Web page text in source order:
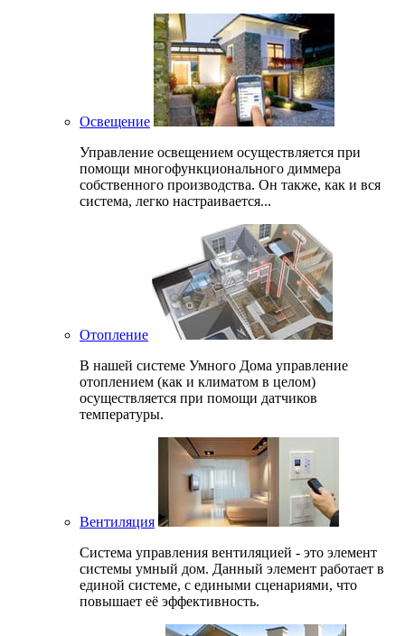
Освещение
Управление освещением осуществляется при
помощи многофункционального диммера
собственного производства. Он также, как и вся
система, легко настраивается...
Отопление
В нашей системе Умного Дома управление
отоплением (как и климатом в целом)
осуществляется при помощи датчиков
температуры.
Вентиляция
Система управления вентиляцией - это элемент
системы умный дом. Данный элемент работает в
единой системе, с едиными сценариями, что
повышает её эффективность.